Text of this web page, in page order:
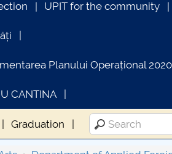
UPIT for the community
Planului Operațional
CANTINA
Graduation